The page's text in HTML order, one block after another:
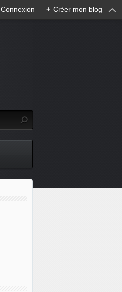
Connexion + Créer mon blog